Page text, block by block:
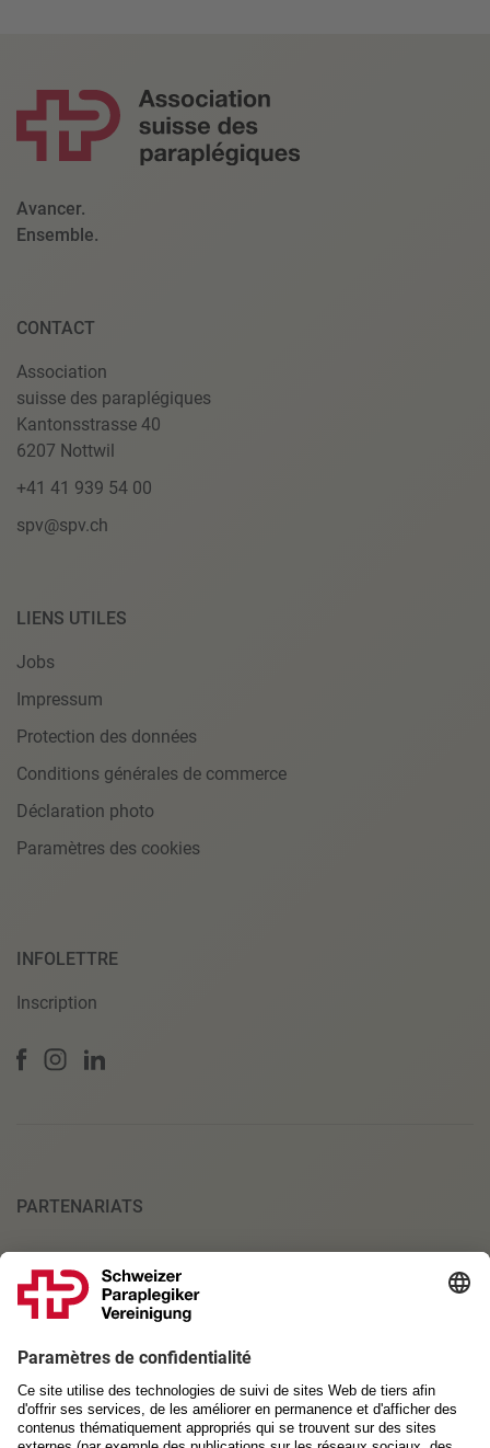
Avancer.
Ensemble.
CONTACT
Association
suisse des paraplégiques
Kantonsstrasse 40
6207 Nottwil
+41 41 939 54 00
spv@spv.ch
LIENS UTILES
Jobs
Impressum
Protection des données
Conditions générales de commerce
Déclaration photo
Paramètres des cookies
INFOLETTRE
Inscription
PARTENARIATS